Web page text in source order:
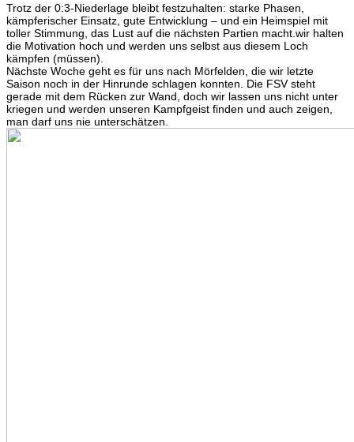
Trotz der 0:3-Niederlage bleibt festzuhalten: starke Phasen,
kämpferischer Einsatz, gute Entwicklung – und ein Heimspiel mit
toller Stimmung, das Lust auf die nächsten Partien macht.wir halten
die Motivation hoch und werden uns selbst aus diesem Loch
kämpfen (müssen).
Nächste Woche geht es für uns nach Mörfelden, die wir letzte
Saison noch in der Hinrunde schlagen konnten. Die FSV steht
gerade mit dem Rücken zur Wand, doch wir lassen uns nicht unter
kriegen und werden unseren Kampfgeist finden und auch zeigen,
man darf uns nie unterschätzen.